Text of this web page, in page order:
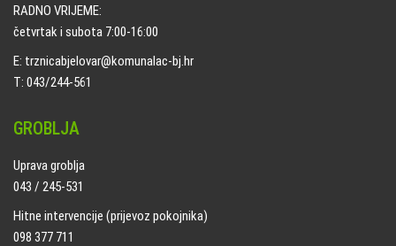
RADNO VRIJEME:
četvrtak i subota 7:00-16:00
E: trznicabjelovar@komunalac-bj.hr
T: 043/244-561
GROBLJA
Uprava groblja
043 / 245-531
Hitne intervencije (prijevoz pokojnika)
098 377 711